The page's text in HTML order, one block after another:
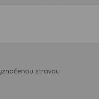
stravou